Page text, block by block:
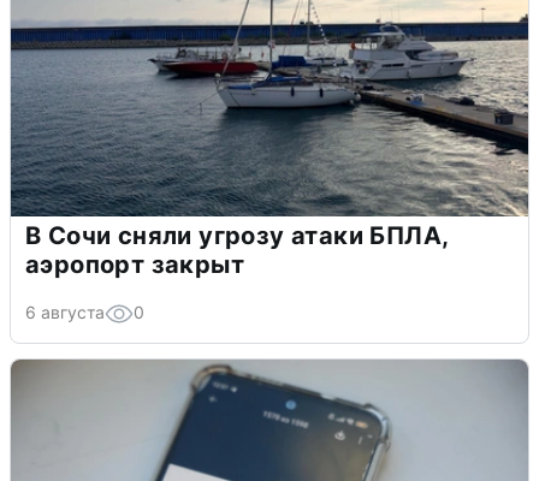
В Сочи сняли угрозу атаки БПЛА,
аэропорт закрыт
6 августа 0